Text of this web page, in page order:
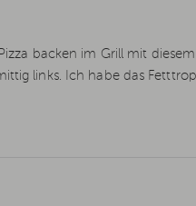
backen im Grill mit diesem
links. Ich habe das